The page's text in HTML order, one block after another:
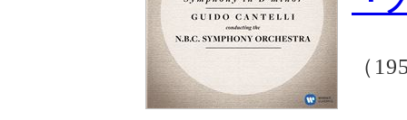
（